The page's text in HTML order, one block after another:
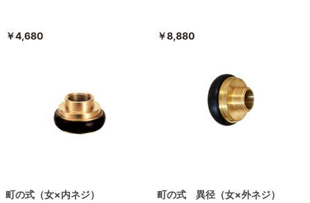
￥4,680 ￥8,880
町の式（女×内ネジ） 町の式 異径（女×外ネジ）